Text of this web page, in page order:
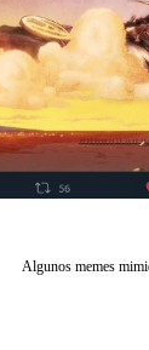
Algunos memes